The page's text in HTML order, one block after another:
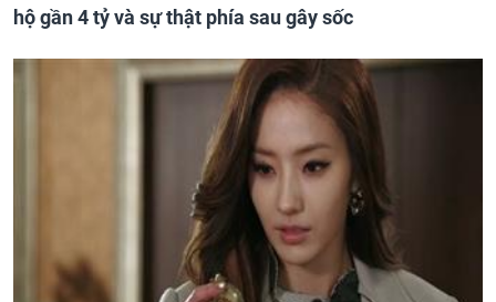
hộ gần 4 tỷ và sự thật phía sau gây sốc